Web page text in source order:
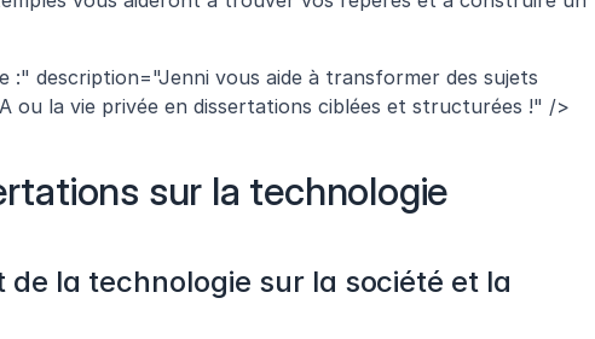
:" description="Jenni vous aide à transformer des sujets
ou la vie privée en dissertations ciblées et structurées !" />
sur la technologie
de la technologie sur la société et la